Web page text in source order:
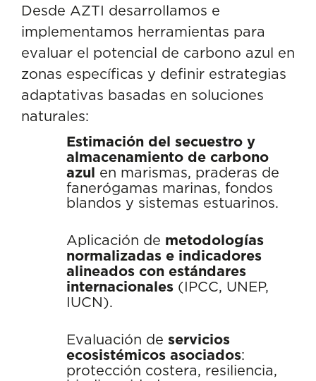
Desde AZTI desarrollamos e
implementamos herramientas para
evaluar el potencial de carbono azul en
zonas específicas y definir estrategias
adaptativas basadas en soluciones
naturales:
Estimación del secuestro y
almacenamiento de carbono
azul en marismas, praderas de
fanerógamas marinas, fondos
blandos y sistemas estuarinos.
Aplicación de metodologías
normalizadas e indicadores
alineados con estándares
internacionales (IPCC, UNEP,
IUCN).
Evaluación de servicios
ecosistémicos asociados:
protección costera, resiliencia,